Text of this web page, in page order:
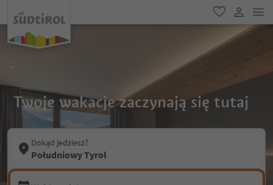
ulubione
link
Twoje wakacje zaczynają się tutaj
Dokąd jedziesz?
Południowy Tyrol